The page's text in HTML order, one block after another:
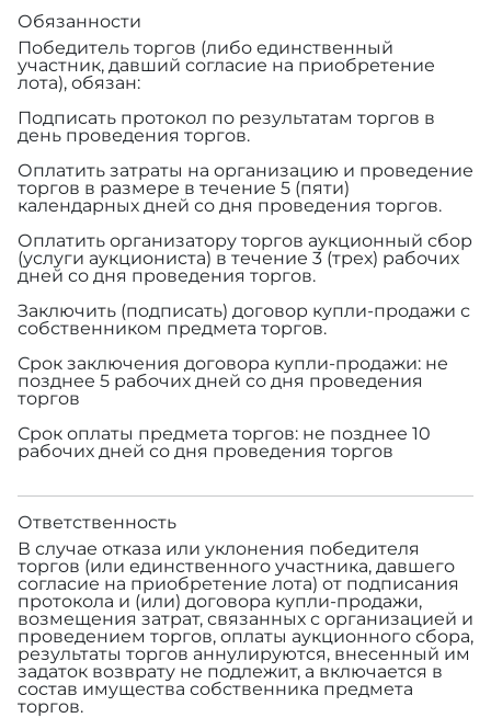
Обязанности
Победитель торгов (либо единственный
участник, давший согласие на приобретение
лота), обязан:
Подписать протокол по результатам торгов в
день проведения торгов.
Оплатить затраты на организацию и проведение
торгов в размере в течение 5 (пяти)
календарных дней со дня проведения торгов.
Оплатить организатору торгов аукционный сбор
(услуги аукциониста) в течение 3 (трех) рабочих
дней со дня проведения торгов.
Заключить (подписать) договор купли-продажи с
собственником предмета торгов.
Срок заключения договора купли-продажи: не
позднее 5 рабочих дней со дня проведения
торгов
Срок оплаты предмета торгов: не позднее 10
рабочих дней со дня проведения торгов
Ответственность
В случае отказа или уклонения победителя
торгов (или единственного участника, давшего
согласие на приобретение лота) от подписания
протокола и (или) договора купли-продажи,
возмещения затрат, связанных с организацией и
проведением торгов, оплаты аукционного сбора,
результаты торгов аннулируются, внесенный им
задаток возврату не подлежит, а включается в
состав имущества собственника предмета
торгов.